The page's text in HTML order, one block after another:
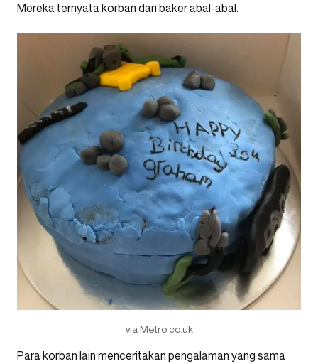
Mereka ternyata korban dari baker abal-abal.
via Metro.co.uk
Para korban lain menceritakan pengalaman yang sama